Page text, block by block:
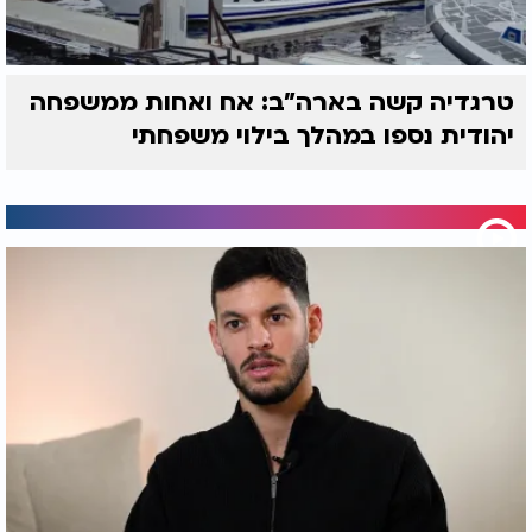
טרגדיה קשה בארה"ב: אח ואחות ממשפחה
יהודית נספו במהלך בילוי משפחתי